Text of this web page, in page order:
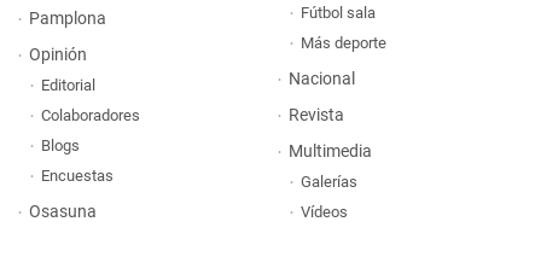
Pamplona
Opinión
Editorial
Colaboradores
Blogs
Encuestas
Osasuna
Fútbol sala
Más deporte
Nacional
Revista
Multimedia
Galerías
Vídeos